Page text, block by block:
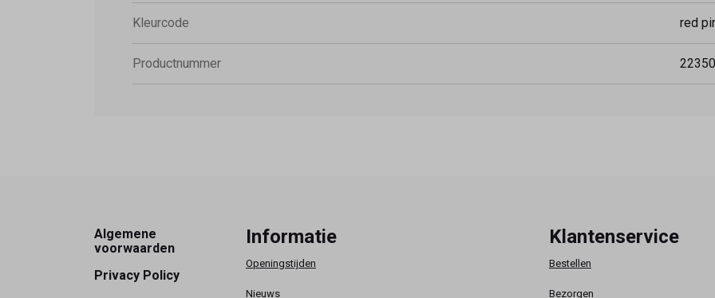
Kleurcode red
Productnummer 22350
Footer
Algemene
voorwaarden
Privacy Policy
Informatie
Openingstijden
Nieuws
Klantenservice
Bestellen
Bezorgen